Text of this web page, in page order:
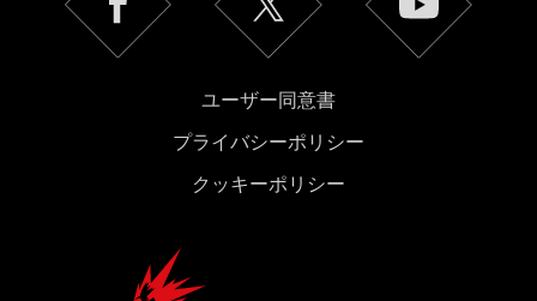
ユーザー同意書
プライバシーポリシー
クッキーポリシー